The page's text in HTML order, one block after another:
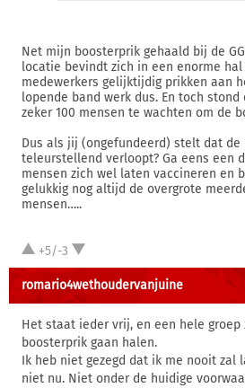
Net mijn boosterprik gehaald bij de
locatie bevindt zich in een enorme hal
medewerkers gelijktijdig prikken aan
lopende band werk dus. En toch
zeker 100 mensen te wachten om de
Dus als jij (ongefundeerd) stelt dat de
teleurstellend verloopt? Ga eens een
mensen zich wel laten vaccineren en
gelukkig nog altijd de overgrote
mensen…..
+5/-3
romario4wethoudervanjuine
Het staat ieder vrij, en een hele groep
boosterprik gaan halen.
Ik heb niet gezegd dat ik me nooit zal
niet nu. Niet onder de huidige